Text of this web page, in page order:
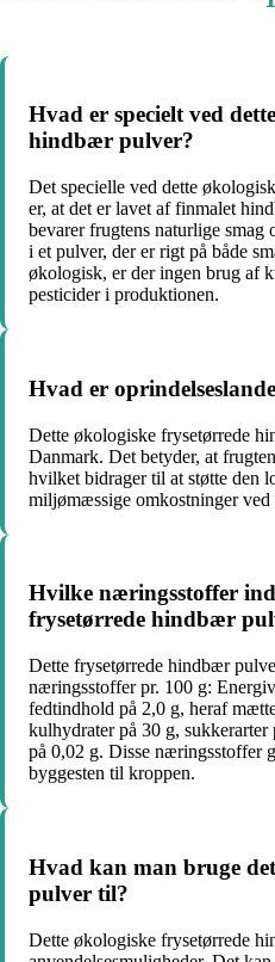
Hvad er specielt ved
hindbær pulver?
Det specielle ved dette
er, at det er lavet af finmalet
bevarer frugtens naturlige smag
i et pulver, der er rigt på både
økologisk, er der ingen brug af
pesticider i produktionen.
Hvad er
Dette økologiske frysetørrede
Danmark. Det betyder, at
hvilket bidrager til at støtte den
miljømæssige omkostninger ved
Hvilke næringsstoffer
frysetørrede hindbær
Dette frysetørrede hindbær
næringsstoffer pr. 100 g:
fedtindhold på 2,0 g, heraf
kulhydrater på 30 g,
på 0,02 g. Disse næringsstoffer
byggesten til kroppen.
Hvad kan man bruge
pulver til?
Dette økologiske frysetørrede